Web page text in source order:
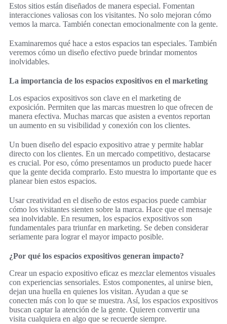
Estos sitios están diseñados de manera especial. Fomentan
interacciones valiosas con los visitantes. No solo mejoran cómo
vemos la marca. También conectan emocionalmente con la gente.
Examinaremos qué hace a estos espacios tan especiales. También
veremos cómo un diseño efectivo puede brindar momentos
inolvidables.
La importancia de los espacios expositivos en el marketing
Los espacios expositivos son clave en el marketing de
exposición. Permiten que las marcas muestren lo que ofrecen de
manera efectiva. Muchas marcas que asisten a eventos reportan
un aumento en su visibilidad y conexión con los clientes.
Un buen diseño del espacio expositivo atrae y permite hablar
directo con los clientes. En un mercado competitivo, destacarse
es crucial. Por eso, cómo presentamos un producto puede hacer
que la gente decida comprarlo. Esto muestra lo importante que es
planear bien estos espacios.
Usar creatividad en el diseño de estos espacios puede cambiar
cómo los visitantes sienten sobre la marca. Hace que el mensaje
sea inolvidable. En resumen, los espacios expositivos son
fundamentales para triunfar en marketing. Se deben considerar
seriamente para lograr el mayor impacto posible.
¿Por qué los espacios expositivos generan impacto?
Crear un espacio expositivo eficaz es mezclar elementos visuales
con experiencias sensoriales. Estos componentes, al unirse bien,
dejan una huella en quienes los visitan. Ayudan a que se
conecten más con lo que se muestra. Así, los espacios expositivos
buscan captar la atención de la gente. Quieren convertir una
visita cualquiera en algo que se recuerde siempre.